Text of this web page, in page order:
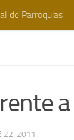
de Parroquias
a
22, 2011